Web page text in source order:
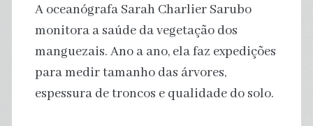
A oceanógrafa Sarah Charlier Sarubo
monitora a saúde da vegetação dos
manguezais. Ano a ano, ela faz expedições
para medir tamanho das árvores,
espessura de troncos e qualidade do solo.